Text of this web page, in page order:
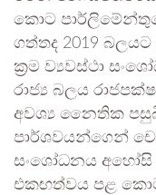
කොට
ගත්තද 2019
ක්‍රම ව්‍යවස්ථා
රාජ්‍ය බලය
අවශ්‍ය නෛතික
පාර්ශවයන්ගෙන්
සංශෝධනය අහෝසි
එකඟත්වය පළ